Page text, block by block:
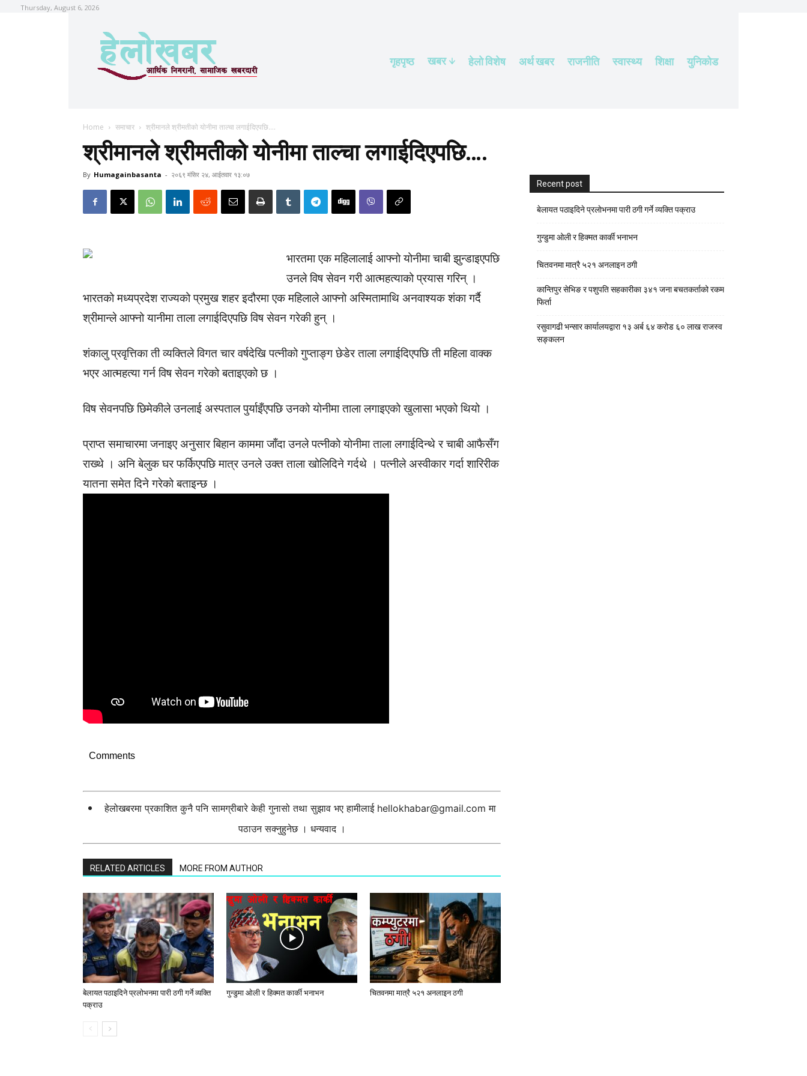
Thursday, August 6, 2026
गृहपृष्ठ खबर हेलाे विशेष अर्थ खबर राजनीति स्वास्थ्य शिक्षा युनिकोड
Home समाचार श्रीमानले श्रीमतीको योनीमा ताल्चा लगाईदिएपछि….
श्रीमानले श्रीमतीको योनीमा ताल्चा लगाईदिएपछि….
By Humagainbasanta - २०६९ मंसिर २४, आईतवार १३:०७
भारतमा एक महिलालाई आफ्नो योनीमा चाबी झुन्डाइएपछि
उनले विष सेवन गरी आत्महत्याको प्रयास गरिन् ।
भारतको मध्यप्रदेश राज्यको प्रमुख शहर इदौरमा एक महिलाले आफ्नो अस्मितामाथि अनवाश्यक शंका गर्दै
श्रीमान्ले आफ्नो यानीमा ताला लगाईदिएपछि विष सेवन गरेकी हुन् ।
शंकालु प्रवृत्तिका ती व्यक्तिले विगत चार वर्षदेखि पत्नीको गुप्ताङ्ग छेडेर ताला लगाईदिएपछि ती महिला वाक्क
भएर आत्महत्या गर्न विष सेवन गरेको बताइएको छ ।
विष सेवनपछि छिमेकीले उनलाई अस्पताल पुर्याइँएपछि उनको योनीमा ताला लगाइएको खुलासा भएको थियो ।
प्राप्त समाचारमा जनाइए अनुसार बिहान काममा जाँदा उनले पत्नीको योनीमा ताला लगाईदिन्थे र चाबी आफैसँग
राख्थे । अनि बेलुक घर फर्किएपछि मात्र उनले उक्त ताला खोलिदिने गर्दथे । पत्नीले अस्वीकार गर्दा शारिरीक
यातना समेत दिने गरेको बताइन्छ ।
Comments
हेलोखबरमा प्रकाशित कुनै पनि सामग्रीबारे केही गुनासो तथा सुझाव भए हामीलाई hellokhabar@gmail.com मा
पठाउन सक्नुहुनेछ । धन्यवाद ।
RELATED ARTICLES MORE FROM AUTHOR
बेलायत पठाइदिने प्रलाेभनमा पारी ठगी गर्ने व्यक्ति
पक्राउ
गुन्डुमा ओली र हिक्मत कार्की भनाभन चितवनमा मात्रै ५२१ अनलाइन ठगी
Recent post
बेलायत पठाइदिने प्रलाेभनमा पारी ठगी गर्ने व्यक्ति पक्राउ
गुन्डुमा ओली र हिक्मत कार्की भनाभन
चितवनमा मात्रै ५२१ अनलाइन ठगी
कान्तिपुर सेभिङ र पशुपति सहकारीका ३४१ जना बचतकर्ताको रकम
फिर्ता
रसुवागढी भन्सार कार्यालयद्वारा १३ अर्ब ६४ करोड ६० लाख राजस्व
सङ्कलन